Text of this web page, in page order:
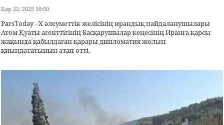
Қар 22, 2025 10:50
ParsToday - X әлеуметтік желісінің ирандық пайдаланушылары
Атом Қуаты агенттігінің Басқарушылар кеңесінің Иранға қарсы
жақында қабылдаған қарары дипломатия жолын
қиындататынын атап өтті.